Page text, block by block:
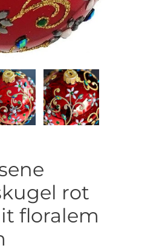
rot
floralem